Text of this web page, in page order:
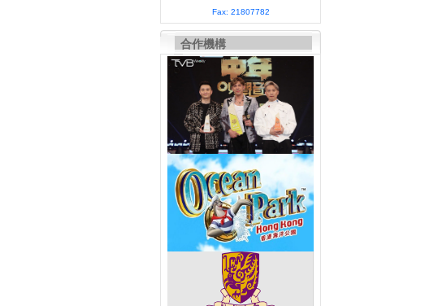
Fax: 21807782
合作機構